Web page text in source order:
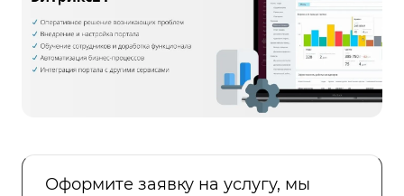
Оформите заявку на услугу, мы